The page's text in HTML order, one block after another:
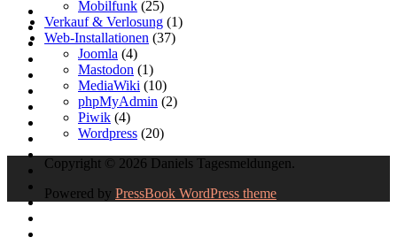
Mobilfunk (25)
Verkauf & Verlosung (1)
Web-Installationen (37)
Joomla (4)
Mastodon (1)
MediaWiki (10)
phpMyAdmin (2)
Piwik (4)
Wordpress (20)
Copyright © 2026 Daniels Tagesmeldungen.
Powered by PressBook WordPress theme